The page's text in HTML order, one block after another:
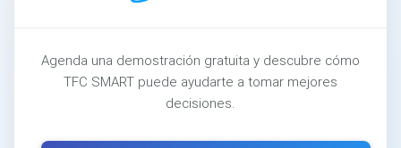
Agenda una demostración gratuita y descubre cómo
TFC SMART puede ayudarte a tomar mejores
decisiones.